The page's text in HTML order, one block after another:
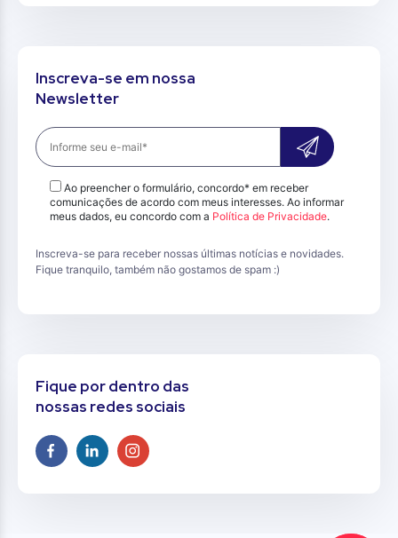
Inscreva-se em nossa
Newsletter
Ao preencher o formulário, concordo* em receber
comunicações de acordo com meus interesses. Ao informar
meus dados, eu concordo com a Política de Privacidade.
Inscreva-se para receber nossas últimas notícias e novidades.
Fique tranquilo, também não gostamos de spam :)
Fique por dentro das
nossas redes sociais